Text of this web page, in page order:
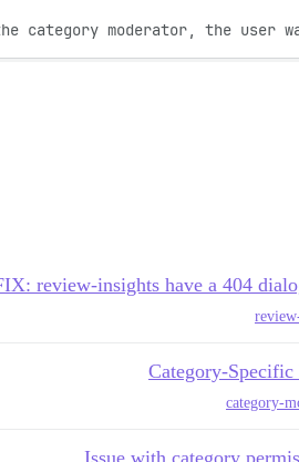
category moderator, the user
review-insights have a 404
Category-Specific
category-